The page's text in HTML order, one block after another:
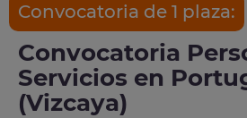
Convocatoria de 1 plaza:
Convocatoria
Servicios en
(Vizcaya)